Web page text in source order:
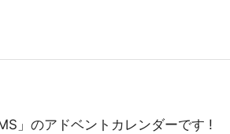
」のアドベントカレンダーです !